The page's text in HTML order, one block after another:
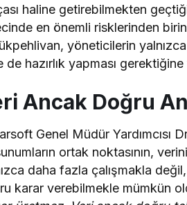
haline getirebilmekten
en önemli risklerinden
yöneticilerin
de hazırlık yapması
Ancak Doğru
Genel Müdür Yardımcısı
ortak noktasının,
daha fazla çalışmakla
karar verebilmekle mümkün